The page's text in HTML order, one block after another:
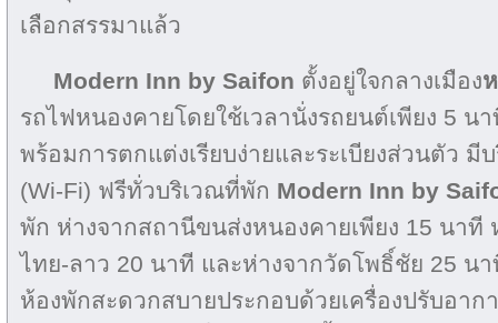
เลือกสรรมาแล้ว
Modern Inn by Saifon ตั้งอยู่ใจกลางเมือง
รถไฟหนองคายโดยใช้เวลานั่งรถยนต์เพียง 5 น
พร้อมการตกแต่งเรียบง่ายและระเบียงส่วนตัว มี
(Wi-Fi) ฟรีทั่วบริเวณที่พัก Modern Inn by
พัก ห่างจากสถานีขนส่งหนองคายเพียง 15 นาที
ไทย-ลาว 20 นาที และห่างจากวัดโพธิ์ชัย 25 น
ห้องพักสะดวกสบายประกอบด้วยเครื่องปรับอาก